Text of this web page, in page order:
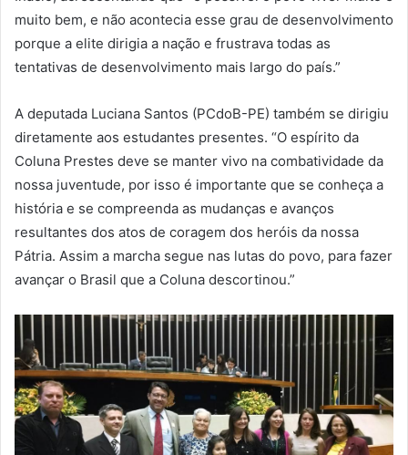
muito bem, e não acontecia esse grau de desenvolvimento
porque a elite dirigia a nação e frustrava todas as
tentativas de desenvolvimento mais largo do país.”
A deputada Luciana Santos (PCdoB-PE) também se dirigiu
diretamente aos estudantes presentes. “O espírito da
Coluna Prestes deve se manter vivo na combatividade da
nossa juventude, por isso é importante que se conheça a
história e se compreenda as mudanças e avanços
resultantes dos atos de coragem dos heróis da nossa
Pátria. Assim a marcha segue nas lutas do povo, para fazer
avançar o Brasil que a Coluna descortinou.”